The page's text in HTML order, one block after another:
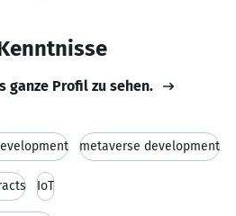
ganze Profil zu sehen.
metaverse development
IoT